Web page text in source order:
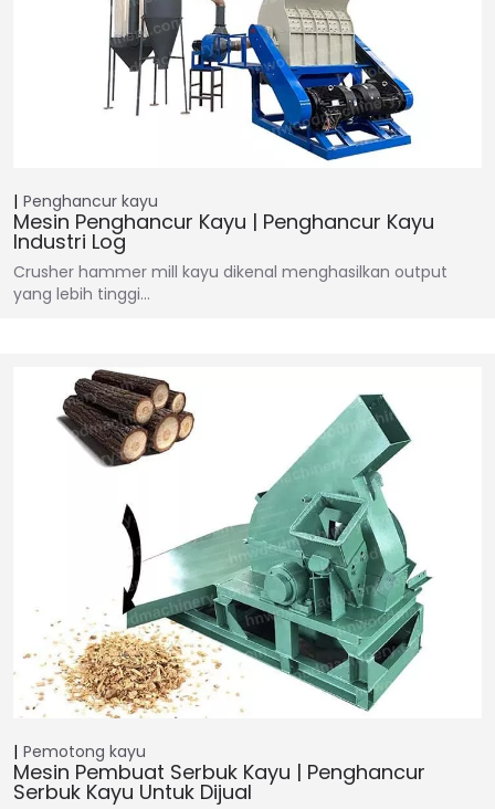
Penghancur kayu
Mesin Penghancur Kayu | Penghancur Kayu
Industri Log
Crusher hammer mill kayu dikenal menghasilkan output
yang lebih tinggi…
Pemotong kayu
Mesin Pembuat Serbuk Kayu | Penghancur
Serbuk Kayu Untuk Dijual